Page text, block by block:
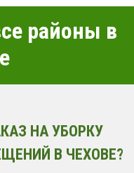
районы в
НА УБОРКУ
В ЧЕХОВЕ?